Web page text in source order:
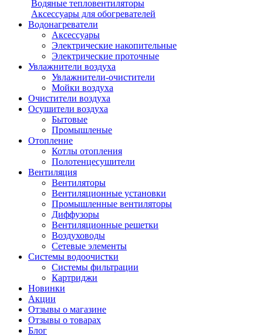
Водяные тепловентиляторы
Аксессуары для обогревателей
Водонагреватели
Аксессуары
Электрические накопительные
Электрические проточные
Увлажнители воздуха
Увлажнители-очистители
Мойки воздуха
Очистители воздуха
Осушители воздуха
Бытовые
Промышленые
Отопление
Котлы отопления
Полотенцесушители
Вентиляция
Вентиляторы
Вентиляционные установки
Промышленные вентиляторы
Диффузоры
Вентиляционные решетки
Воздуховоды
Сетевые элементы
Системы водоочистки
Системы фильтрации
Картриджи
Новинки
Акции
Отзывы о магазине
Отзывы о товарах
Блог